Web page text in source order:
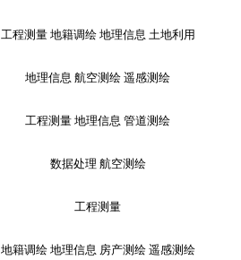
工程测量 地籍调绘 地理信息 土地利用
地理信息 航空测绘 遥感测绘
工程测量 地理信息 管道测绘
数据处理 航空测绘
工程测量
地籍调绘 地理信息 房产测绘 遥感测绘